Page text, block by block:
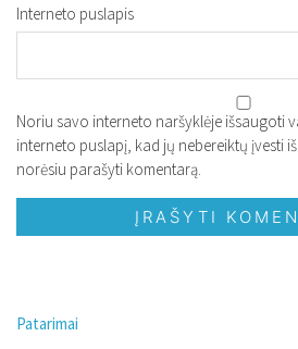
Interneto puslapis
Noriu savo interneto naršyklėje išsaugoti
interneto puslapį, kad jų nebereiktų įvesti
norėsiu parašyti komentarą.
Patarimai